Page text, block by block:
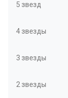
5 звезд
4 звезды
3 звезды
2 звезды